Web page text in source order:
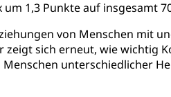
1,3 Punkte auf insgesamt
von Menschen mit
sich erneut, wie wichtig
unterschiedlicher